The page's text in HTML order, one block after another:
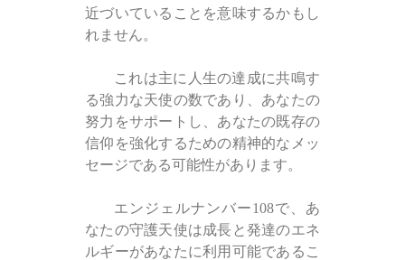
近づいていることを意味するかもし
れません。
これは主に人生の達成に共鳴す
る強力な天使の数であり、あなたの
努力をサポートし、あなたの既存の
信仰を強化するための精神的なメッ
セージである可能性があります。
エンジェルナンバー108で、あ
なたの守護天使は成長と発達のエネ
ルギーがあなたに利用可能であるこ